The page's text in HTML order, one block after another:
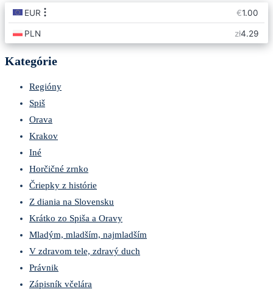
Kategórie
Regióny
Spiš
Orava
Krakov
Iné
Horčičné zrnko
Čriepky z histórie
Z diania na Slovensku
Krátko zo Spiša a Oravy
Mladým, mladším, najmladším
V zdravom tele, zdravý duch
Právnik
Zápisník včelára